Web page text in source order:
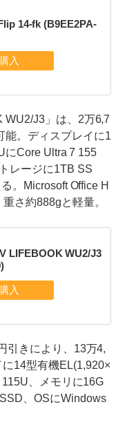
14-fk (B9EE2PA-
J3」は、2万6,7
能。ディスプレイに1
にCore Ultra 7 155
レージに1TB SS
。Microsoft Office H
さ約888gと軽量。
LIFEBOOK WU2/J3
引きにより、13万4,
14型有機EL(1,920×
、メモリに16G
、OSにWindows